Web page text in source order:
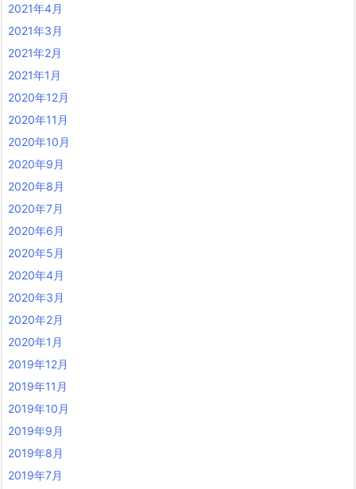
2021年4月
2021年3月
2021年2月
2021年1月
2020年12月
2020年11月
2020年10月
2020年9月
2020年8月
2020年7月
2020年6月
2020年5月
2020年4月
2020年3月
2020年2月
2020年1月
2019年12月
2019年11月
2019年10月
2019年9月
2019年8月
2019年7月